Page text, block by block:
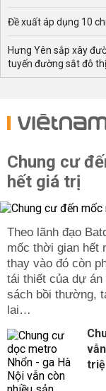
Đề xuất áp dụng 10
Hưng Yên sắp xây
tuyến đường sắt đô
Chung cư
hết giá trị
Theo lãnh đạo
mốc thời gian hết
thay vào đó còn
tái thiết của dự
sách bồi thường,
lai…